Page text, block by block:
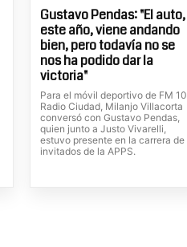
Gustavo Pendas: "El auto,
este año, viene andando
bien, pero todavía no se
nos ha podido dar la
victoria"
Para el móvil deportivo de FM 10
Radio Ciudad, Milanjo Villacorta
conversó con Gustavo Pendas,
quien junto a Justo Vivarelli,
estuvo presente en la carrera de
invitados de la APPS.